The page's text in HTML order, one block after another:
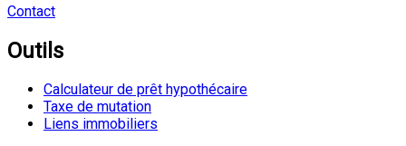
Contact
Outils
Calculateur de prêt hypothécaire
Taxe de mutation
Liens immobiliers